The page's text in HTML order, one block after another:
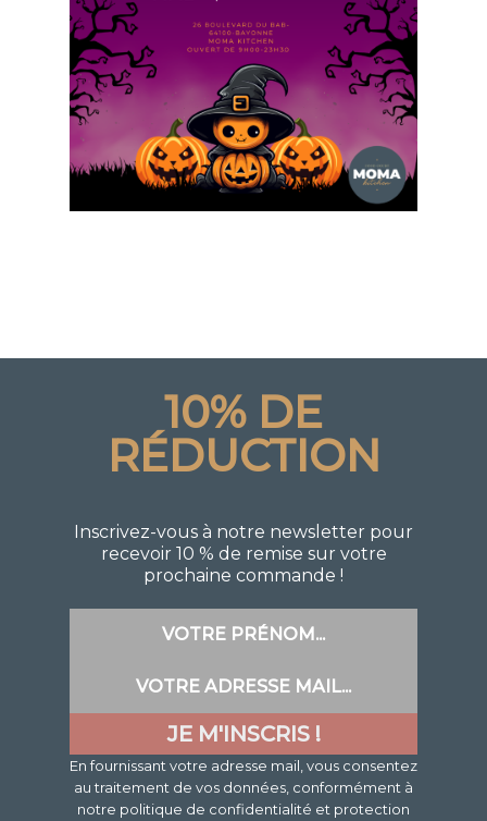
10% DE
RÉDUCTION
Inscrivez-vous à notre newsletter pour
recevoir 10 % de remise sur votre
prochaine commande !
En fournissant votre adresse mail, vous consentez
au traitement de vos données, conformément à
notre politique de confidentialité et protection